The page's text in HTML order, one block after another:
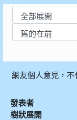
網友個人意見，
發表者
樹狀展開